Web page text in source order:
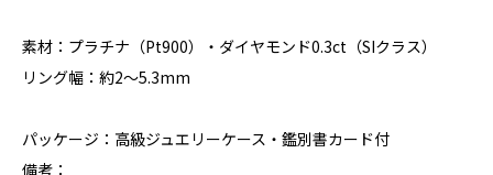
素材：プラチナ（Pt900）・ダイヤモンド0.3ct（SIクラス）
リング幅：約2～5.3mm
パッケージ：高級ジュエリーケース・鑑別書カード付
備考：